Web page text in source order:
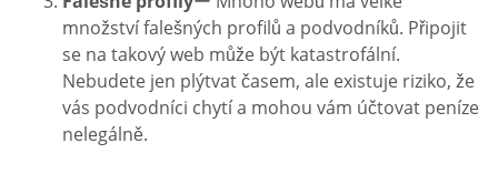
množství falešných profilů a podvodníků. Připojit
se na takový web může být katastrofální.
Nebudete jen plýtvat časem, ale existuje riziko, že
vás podvodníci chytí a mohou vám účtovat peníze
nelegálně.